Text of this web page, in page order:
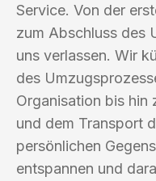
Service. Von der
zum Abschluss des
uns verlassen. Wir
des
Organisation bis hin
und dem Transport
persönlichen
entspannen und